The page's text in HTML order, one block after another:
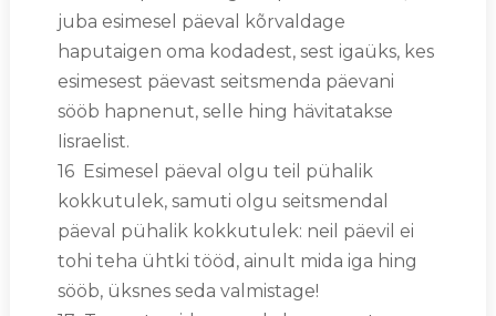
juba esimesel päeval kõrvaldage
haputaigen oma kodadest, sest igaüks, kes
esimesest päevast seitsmenda päevani
sööb hapnenut, selle hing hävitatakse
Iisraelist.
16 Esimesel päeval olgu teil pühalik
kokkutulek, samuti olgu seitsmendal
päeval pühalik kokkutulek: neil päevil ei
tohi teha ühtki tööd, ainult mida iga hing
sööb, üksnes seda valmistage!